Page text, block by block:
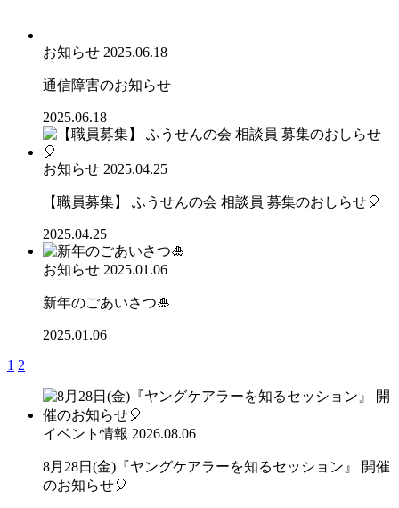
お知らせ 2025.06.18
通信障害のお知らせ
2025.06.18
お知らせ 2025.04.25
【職員募集】 ふうせんの会 相談員 募集のおしらせ🎈
2025.04.25
お知らせ 2025.01.06
新年のごあいさつ🎍
2025.01.06
1 2
イベント情報 2026.08.06
8月28日(金)『ヤングケアラーを知るセッション』 開催
のお知らせ🎈